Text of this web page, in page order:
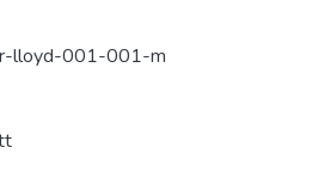
lloyd-001-001-m